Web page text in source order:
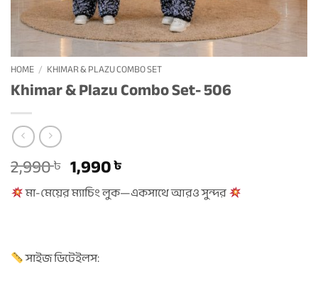
HOME / KHIMAR & PLAZU COMBO SET
Khimar & Plazu Combo Set- 506
2,990৳ Original
price
was:
1,990৳
price
is:
মা-মেয়ের ম্যাচিং লুক—একসাথে আরও সুন্দর
সাইজ ডিটেইলস: